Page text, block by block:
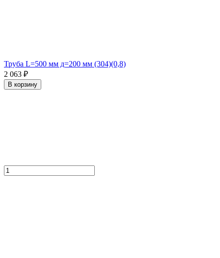
Труба L=500 мм д=200 мм (304)(0,8)
2 063 ₽
В корзину